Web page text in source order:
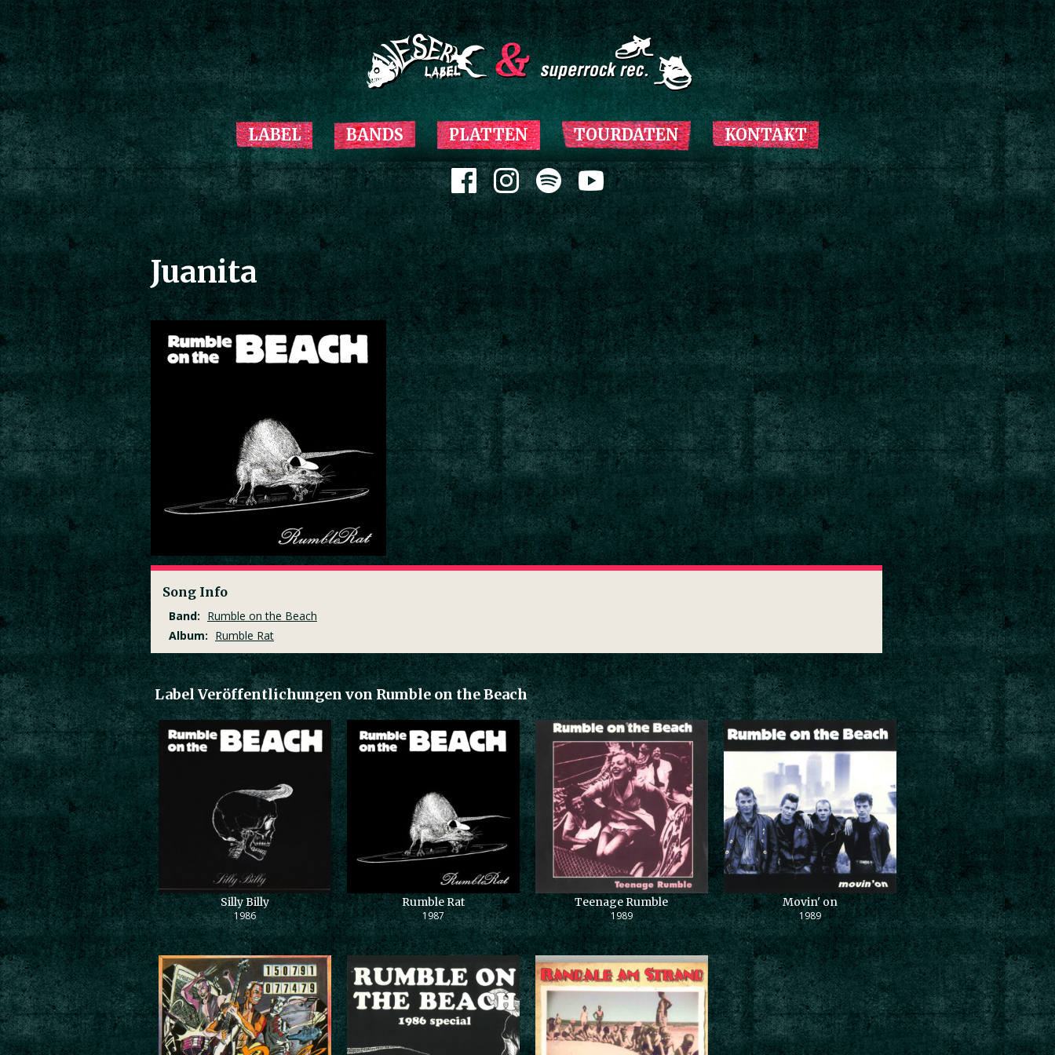
Zum Inhalt springen
LABEL BANDS PLATTEN TOURDATEN KONTAKT
Zum Inhalt springen
Juanita
Song Info
Band: Rumble on the Beach
Album: Rumble Rat
Label Veröffentlichungen von Rumble on the Beach
Silly Billy
1986
Rumble Rat
1987
Teenage Rumble
1989
Movin' on
1989